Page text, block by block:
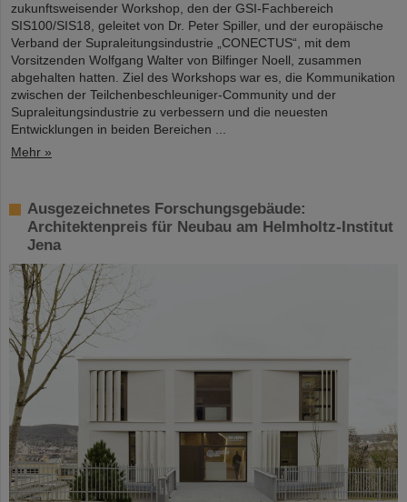
zukunftsweisender Workshop, den der GSI-Fachbereich
SIS100/SIS18, geleitet von Dr. Peter Spiller, und der europäische
Verband der Supraleitungsindustrie „CONECTUS“, mit dem
Vorsitzenden Wolfgang Walter von Bilfinger Noell, zusammen
abgehalten hatten. Ziel des Workshops war es, die Kommunikation
zwischen der Teilchenbeschleuniger-Community und der
Supraleitungsindustrie zu verbessern und die neuesten
Entwicklungen in beiden Bereichen ...
Mehr »
Ausgezeichnetes Forschungsgebäude:
Architektenpreis für Neubau am Helmholtz-Institut
Jena